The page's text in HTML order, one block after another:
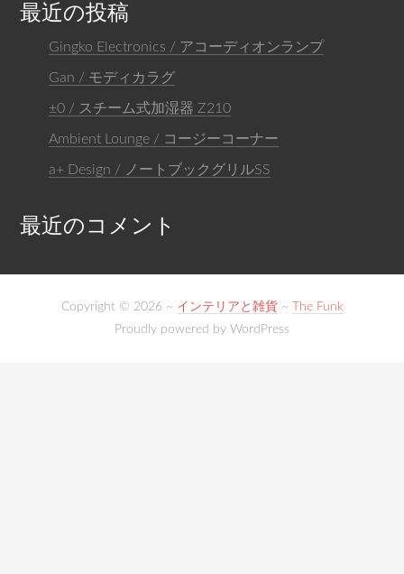
最近の投稿
Gingko Electronics / アコーディオンランプ
Gan / モディカラグ
±0 / スチーム式加湿器 Z210
Ambient Lounge / コージーコーナー
a+ Design / ノートブックグリルSS
最近のコメント
Copyright © 2026 ~ インテリアと雑貨~
The Funk
Proudly powered by WordPress